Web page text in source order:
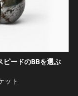
ピードのBBを選ぶ
ット